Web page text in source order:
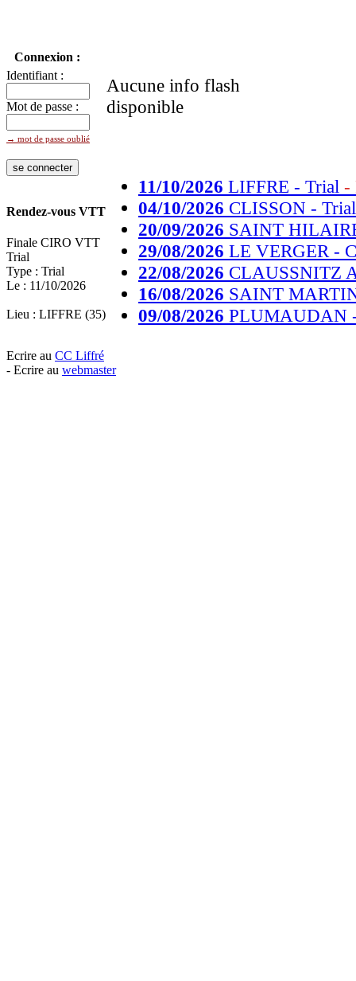
Aucune info flash
disponible
11/10/2026 LIFFRE - Trial -
04/10/2026 CLISSON -
20/09/2026 SAINT
29/08/2026 LE VERGER -
22/08/2026 CLAUSSNITZ
16/08/2026 SAINT
09/08/2026 PLUMAUDAN
Connexion :
Identifiant :
Mot de passe :
→ mot de passe oublié
Rendez-vous VTT
Finale CIRO VTT
Trial
Type : Trial
Le : 11/10/2026
Lieu : LIFFRE (35)
Ecrire au CC Liffré
- Ecrire au webmaster